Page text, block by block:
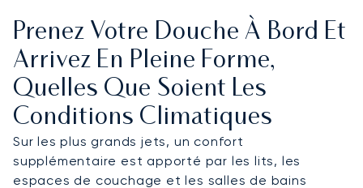
Prenez Votre Douche À Bord Et
Arrivez En Pleine Forme,
Quelles Que Soient Les
Conditions Climatiques
Sur les plus grands jets, un confort
supplémentaire est apporté par les lits, les
espaces de couchage et les salles de bains